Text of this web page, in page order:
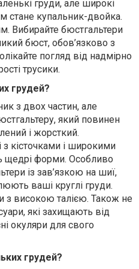
груди, але широкі
стане купальник-двойка.
Вибирайте бюстгальтери
бюст, обов’язково з
погляд від надмірно
трусики.
грудей?
з двох частин, але
який повинен
і жорсткий.
кісточками і широкими
щедрі форми. Особливо
із зав’язкою на шиї,
ваші круглі груди.
з високою талією. Також не
які захищають від
окуляри для свого
грудей?